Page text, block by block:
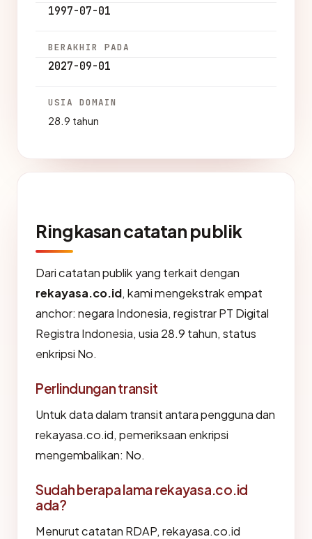
1997-07-01
BERAKHIR PADA
2027-09-01
USIA DOMAIN
28.9 tahun
Ringkasan catatan publik
Dari catatan publik yang terkait dengan
rekayasa.co.id, kami mengekstrak empat
anchor: negara Indonesia, registrar PT Digital
Registra Indonesia, usia 28.9 tahun, status
enkripsi No.
Perlindungan transit
Untuk data dalam transit antara pengguna dan
rekayasa.co.id, pemeriksaan enkripsi
mengembalikan: No.
Sudah berapa lama rekayasa.co.id
ada?
Menurut catatan RDAP, rekayasa.co.id